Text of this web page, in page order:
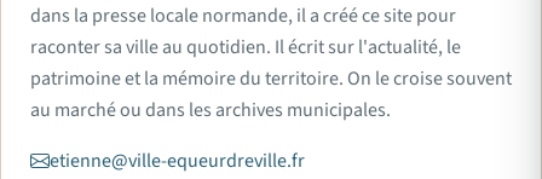
dans la presse locale normande, il a créé ce site pour
raconter sa ville au quotidien. Il écrit sur l'actualité, le
patrimoine et la mémoire du territoire. On le croise souvent
au marché ou dans les archives municipales.
etienne@ville-equeurdreville.fr